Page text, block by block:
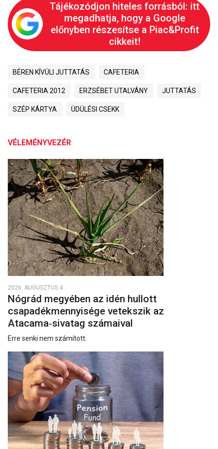
Tájékozódjon hiteles forrásból: itt
megadhatja, hogy a Google
előnyben részesítse a Piac&Profit
cikkeit!
BÉREN KÍVÜLI JUTTATÁS CAFETERIA
CAFETERIA 2012 ERZSÉBET UTALVÁNY JUTTATÁS
SZÉP KÁRTYA ÜDÜLÉSI CSEKK
VÉLEMÉNYVEZÉR
2026. AUGUSZTUS 4.
Nógrád megyében az idén hullott
csapadékmennyisége vetekszik az
Atacama‑sivatag számaival
Erre senki nem számított.